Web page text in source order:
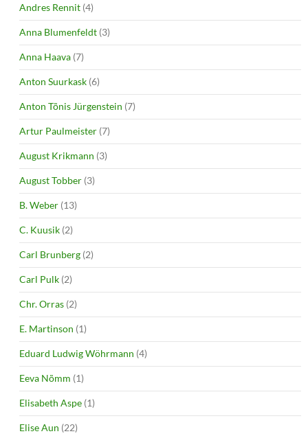
Andres Rennit (4)
Anna Blumenfeldt (3)
Anna Haava (7)
Anton Suurkask (6)
Anton Tõnis Jürgenstein (7)
Artur Paulmeister (7)
August Krikmann (3)
August Tobber (3)
B. Weber (13)
C. Kuusik (2)
Carl Brunberg (2)
Carl Pulk (2)
Chr. Orras (2)
E. Martinson (1)
Eduard Ludwig Wöhrmann (4)
Eeva Nõmm (1)
Elisabeth Aspe (1)
Elise Aun (22)